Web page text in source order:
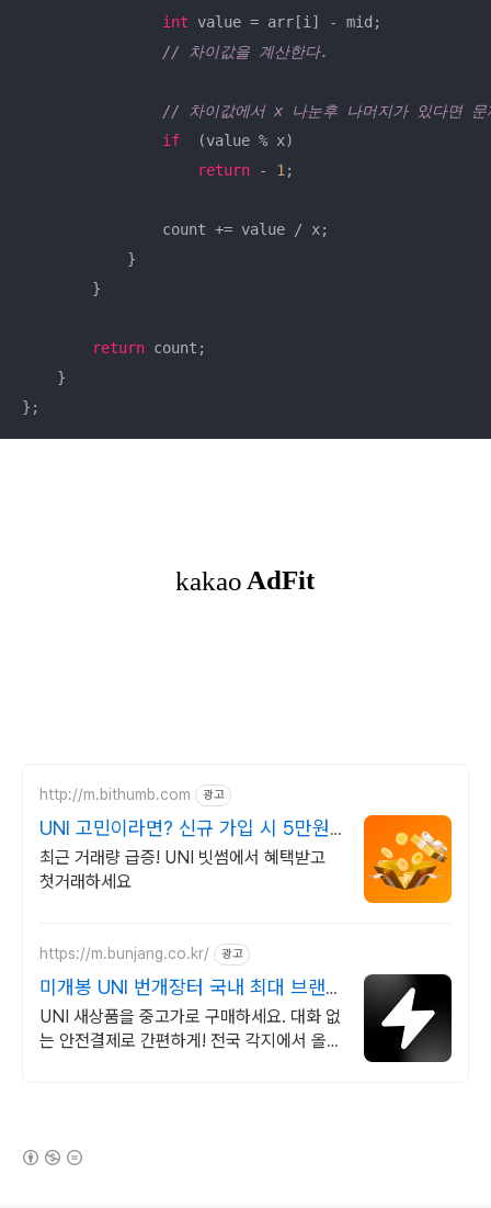
int value = arr[i] - mid;
// 차이값을 계산한다.
// 차이값에서 x 나눈후 나머지가 있다면
if
  (value % x)
return - 1 ;
                count += value / x;
            }
        }
return count;
    }
};
http://m.bithumb.com 광고
UNI 고민이라면? 신규 가입 시 5만원
혜택
최근 거래량 급증! UNI 빗썸에서 혜택받고
첫거래하세요
https://m.bunjang.co.kr/ 광고
미개봉 UNI 번개장터 국내 최대 브랜
드 중고거래
UNI 새상품을 중고가로 구매하세요. 대화 없
는 안전결제로 간편하게! 전국 각지에서 올라